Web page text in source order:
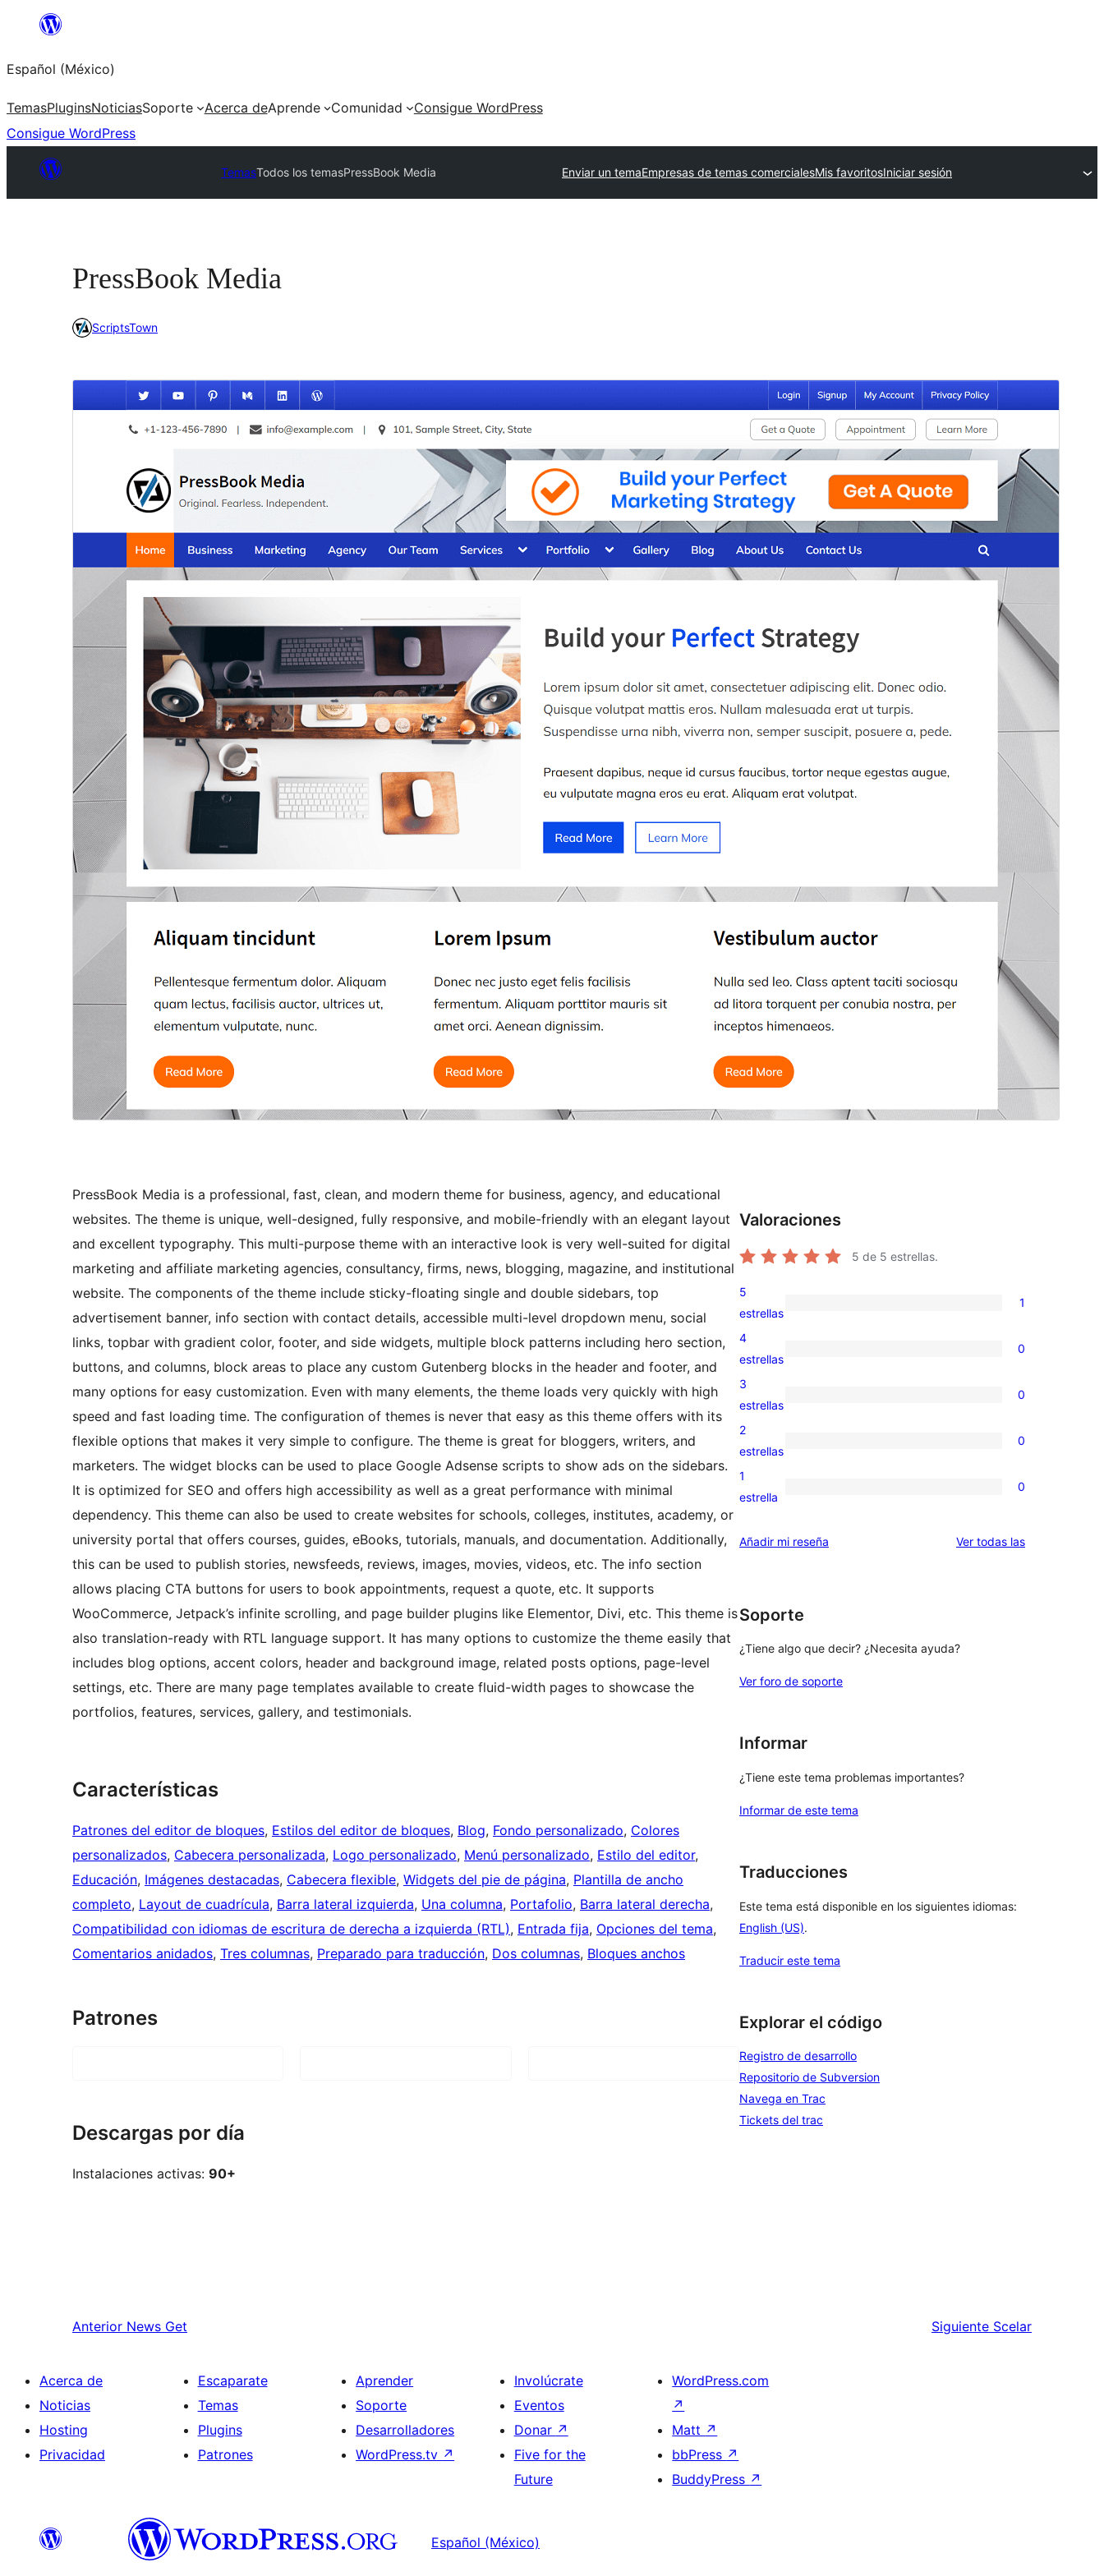
Saltar
contenido
Español (México)
TemasPluginsNoticiasSoporte Acerca deAprende Comunidad
Consigue WordPress
Consigue WordPress
TemasTodos los temasPressBook Media Enviar un temaEmpresas de temas comercialesMis favoritosIniciar sesión
PressBook Media
ScriptsTown
Tema comercial
Este tema es gratuito pero ofrece actualizaciones o
soporte comercial de pago.Ver soporte
Vista previaDescargar
Este es un tema hijo dePressBook.
Versión
1.3.6
9 junio, 2026
90+
Versión de WordPress
5.3
Versión de PHP
7.0
PressBook Media is a professional, fast, clean, and modern theme for business, agency, and educational
websites. The theme is unique, well-designed, fully responsive, and mobile-friendly with an elegant layout
and excellent typography. This multi-purpose theme with an interactive look is very well-suited for digital
marketing and affiliate marketing agencies, consultancy, firms, news, blogging, magazine, and institutional
website. The components of the theme include sticky-floating single and double sidebars, top
advertisement banner, info section with contact details, accessible multi-level dropdown menu, social
links, topbar with gradient color, footer, and side widgets, multiple block patterns including hero section,
buttons, and columns, block areas to place any custom Gutenberg blocks in the header and footer, and
many options for easy customization. Even with many elements, the theme loads very quickly with high
speed and fast loading time. The configuration of themes is never that easy as this theme offers with its
flexible options that makes it very simple to configure. The theme is great for bloggers, writers, and
marketers. The widget blocks can be used to place Google Adsense scripts to show ads on the sidebars.
It is optimized for SEO and offers high accessibility as well as a great performance with minimal
dependency. This theme can also be used to create websites for schools, colleges, institutes, academy, or
university portal that offers courses, guides, eBooks, tutorials, manuals, and documentation. Additionally,
this can be used to publish stories, newsfeeds, reviews, images, movies, videos, etc. The info section
allows placing CTA buttons for users to book appointments, request a quote, etc. It supports
WooCommerce, Jetpack’s infinite scrolling, and page builder plugins like Elementor, Divi, etc. This theme is
also translation-ready with RTL language support. It has many options to customize the theme easily that
includes blog options, accent colors, header and background image, related posts options, page-level
settings, etc. There are many page templates available to create fluid-width pages to showcase the
portfolios, features, services, gallery, and testimonials.
Características
Patrones del editor de bloques, Estilos del editor de bloques, Blog, Fondo personalizado, Colores
personalizados, Cabecera personalizada, Logo personalizado, Menú personalizado, Estilo del editor
Educación, Imágenes destacadas, Cabecera flexible, Widgets del pie de página, Plantilla de ancho
completo, Layout de cuadrícula, Barra lateral izquierda, Una columna, Portafolio, Barra lateral derecha
Compatibilidad con idiomas de escritura de derecha a izquierda (RTL), Entrada fija, Opciones del tema
Comentarios anidados, Tres columnas, Preparado para traducción, Dos columnas, Bloques anchos
Patrones
Descargas por día
Instalaciones activas: 90+
Valoraciones
5 de 5 estrellas.
1
valoración
de
5
estrellas
1
0
valoraciones
de
4
estrellas
0
0
valoraciones
de
3
estrellas
0
0
valoraciones
de
estrellas
2
estrellas
0
0
de
1
estrella
0
Añadir mi reseña Ver todas lasvaloraciones
Soporte
¿Tiene algo que decir? ¿Necesita ayuda?
Ver foro de soporte
Informar
¿Tiene este tema problemas importantes?
Informar de este tema
Traducciones
Este tema está disponible en los siguientes idiomas:
English (US).
Traducir este tema
Explorar el código
Registro de desarrollo
Repositorio de Subversion
Navega en Trac
Tickets del trac
Anterior News Get Siguiente Scelar
Acerca de
Noticias
Hosting
Privacidad
Escaparate
Temas
Plugins
Patrones
Aprender
Soporte
Desarrolladores
WordPress.tv ↗
Involúcrate
Eventos
Donar ↗
Five for the
Future
WordPress.com
↗
Matt ↗
bbPress ↗
BuddyPress ↗
Español (México)